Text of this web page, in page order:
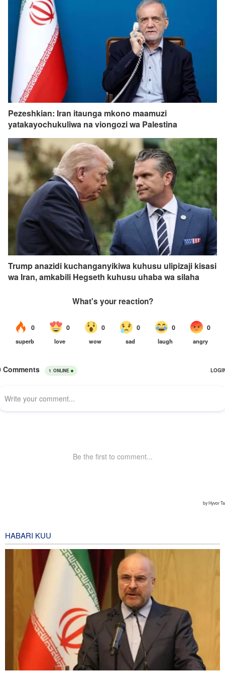
Pezeshkian: Iran itaunga mkono maamuzi
yatakayochukuliwa na viongozi wa Palestina
Trump anazidi kuchanganyikiwa kuhusu ulipizaji kisasi
wa Iran, amkabili Hegseth kuhusu uhaba wa silaha
HABARI KUU